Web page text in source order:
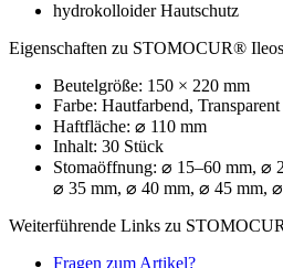
hydrokolloider Hautschutz
Eigenschaften zu STOMOCUR®
Beutelgröße: 150 × 220 mm
Farbe: Hautfarbend, Transparent
Haftfläche: ⌀ 110 mm
Inhalt: 30 Stück
Stomaöffnung: ⌀ 15–60 mm, ⌀
⌀ 35 mm, ⌀ 40 mm, ⌀ 45 mm,
Weiterführende Links zu
Fragen zum Artikel?